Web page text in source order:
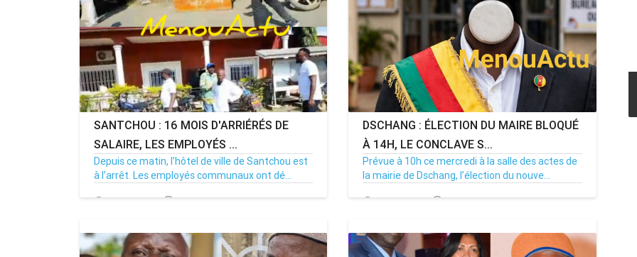
SANTCHOU : 16 MOIS D'ARRIÉRÉS DE
SALAIRE, LES EMPLOYÉS ...
Depuis ce matin, l’hôtel de ville de Santchou est
à l’arrêt. Les employés communaux ont dé...
20/07/26 Par MenouActu 0
DSCHANG : ÉLECTION DU MAIRE BLOQUÉ
À 14H, LE CONCLAVE S...
Prévue à 10h ce mercredi à la salle des actes de
la mairie de Dschang, l’élection du nouve...
15/07/26 Par MenouActu 0